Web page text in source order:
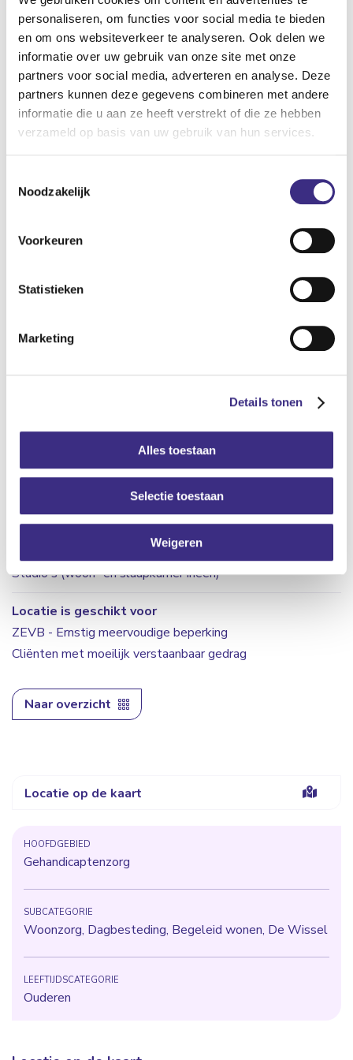
personaliseren, om functies voor social media te bieden
en om ons websiteverkeer te analyseren. Ook delen we
informatie over uw gebruik van onze site met onze
partners voor social media, adverteren en analyse. Deze
partners kunnen deze gegevens combineren met andere
informatie die u aan ze heeft verstrekt of die ze hebben
verzameld op basis van uw gebruik van hun services.
Noodzakelijk
Voorkeuren
Statistieken
Marketing
Details tonen
Alles toestaan
Selectie toestaan
Weigeren
Beetsterzwaag
E-mailadres
klantadvies@alliade.nl
Telefoon
088 - 244 42 00
Meidoorn 18, 20, 22 en 24
GEHANDICAPTENZORG
Geschikt voor cliënten met ZZP
8
Nachtzorg
Eten
Koken zelf in teamverband
Maaltijden komen van een maaltijdverstrekker
Overige kenmerken wonen
Studio's (woon- en slaapkamer ineen)
Locatie is geschikt voor
ZEVB - Ernstig meervoudige beperking
Cliënten met moeilijk verstaanbaar gedrag
Naar overzicht
Locatie op de kaart
HOOFDGEBIED
Gehandicaptenzorg
SUBCATEGORIE
Woonzorg, Dagbesteding, Begeleid wonen, De Wissel
LEEFTIJDSCATEGORIE
Ouderen